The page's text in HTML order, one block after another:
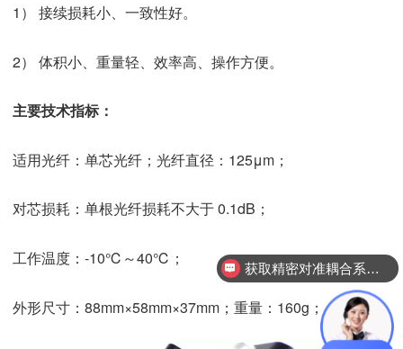
1） 接续损耗小、一致性好。
2） 体积小、重量轻、效率高、操作方便。
主要技术指标：
适用光纤：单芯光纤；光纤直径：125μm；
对芯损耗：单根光纤损耗不大于 0.1dB；
工作温度：-10℃～40℃；
外形尺寸：88mm×58mm×37mm；重量：160g；
获取精密对准耦合系统技术方案